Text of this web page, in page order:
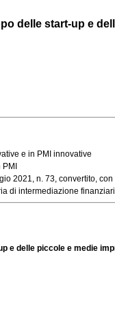
delle start-up e
e in PMI innovative
2021, n. 73, convertito,
di intermediazione
e delle piccole e medie